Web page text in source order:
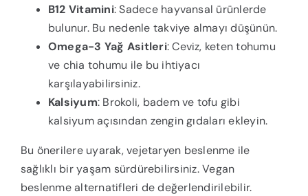
B12 Vitamini: Sadece hayvansal ürünlerde
bulunur. Bu nedenle takviye almayı düşünün.
Omega-3 Yağ Asitleri: Ceviz, keten tohumu
ve chia tohumu ile bu ihtiyacı
karşılayabilirsiniz.
Kalsiyum: Brokoli, badem ve tofu gibi
kalsiyum açısından zengin gıdaları ekleyin.
Bu önerilere uyarak, vejetaryen beslenme ile
sağlıklı bir yaşam sürdürebilirsiniz. Vegan
beslenme alternatifleri de değerlendirilebilir.